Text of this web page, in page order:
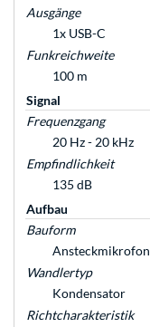
Ausgänge
1x USB-C
Funkreichweite
100 m
Signal
Frequenzgang
20 Hz - 20 kHz
Empfindlichkeit
135 dB
Aufbau
Bauform
Ansteckmikrofon
Wandlertyp
Kondensator
Richtcharakteristik